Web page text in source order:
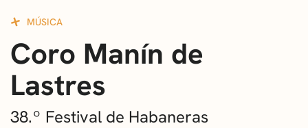
CONVOCATORIAS
NOTICIAS
GETXO KULTURA
ASOCIACIONES CULTURALES
MÚSICA
Coro Manín de
Lastres
38.º Festival de Habaneras